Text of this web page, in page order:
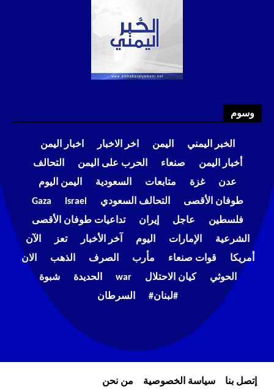
وسوم
الخبر اليمني اليمن اخر الاخبار
اخبار اليمن
أخبار اليمن
صنعاء الحرب على اليمن
التحالف
عدن
غزة متابعات السعودية
اليمن اليوم
طوفان الأقصى
التحالف السعودي Israel
Gaza
فلسطين
عاجل إيران
تداعيات طوفان الأقصى
الشرعية
الإمارات اليوم آخر الأخبار تعز
الآن
أمريكا
قوات صنعاء مأرب الصرف الذهب
الان
الحوثي
كيان الاحتلال war الحديدة
شبوة
#لبنان#
السرطان
إتصل بنا سياسة الخصوصية من نحن